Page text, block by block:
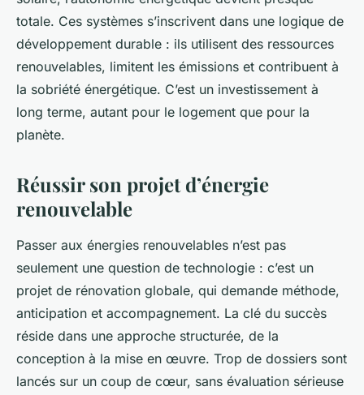
totale. Ces systèmes s’inscrivent dans une logique de
développement durable : ils utilisent des ressources
renouvelables, limitent les émissions et contribuent à
la sobriété énergétique. C’est un investissement à
long terme, autant pour le logement que pour la
planète.
Réussir son projet d’énergie
renouvelable
Passer aux énergies renouvelables n’est pas
seulement une question de technologie : c’est un
projet de rénovation globale, qui demande méthode,
anticipation et accompagnement. La clé du succès
réside dans une approche structurée, de la
conception à la mise en œuvre. Trop de dossiers sont
lancés sur un coup de cœur, sans évaluation sérieuse